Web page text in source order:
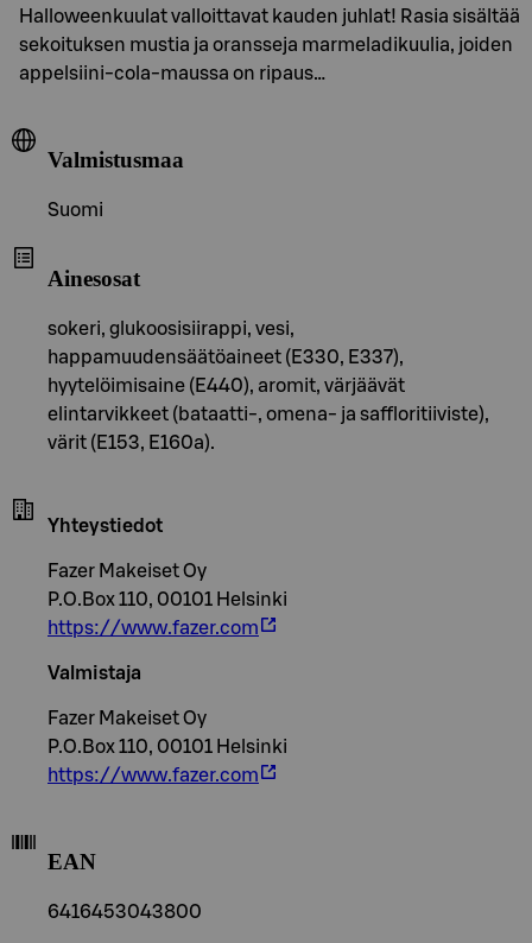
Halloweenkuulat valloittavat kauden juhlat! Rasia sisältää
sekoituksen mustia ja oransseja marmeladikuulia, joiden
appelsiini-cola-maussa on ripaus…
Valmistusmaa
Suomi
Ainesosat
sokeri, glukoosisiirappi, vesi,
happamuudensäätöaineet (E330, E337),
hyytelöimisaine (E440), aromit, värjäävät
elintarvikkeet (bataatti-, omena- ja saffloritiiviste),
värit (E153, E160a).
Yhteystiedot
Fazer Makeiset Oy
P.O.Box 110, 00101 Helsinki
https://www.fazer.com
Valmistaja
Fazer Makeiset Oy
P.O.Box 110, 00101 Helsinki
https://www.fazer.com
EAN
6416453043800